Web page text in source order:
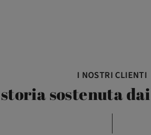
I NOSTRI CLIENTI
sostenuta